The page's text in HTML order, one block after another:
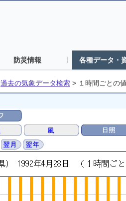
防災情報 各種データ・
過去の気象データ検索 > １時間ごとの